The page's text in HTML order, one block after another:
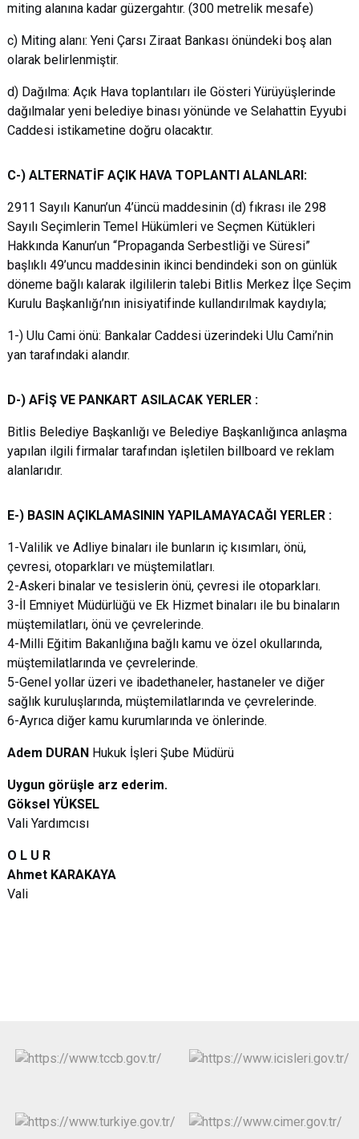
miting alanına kadar güzergahtır. (300 metrelik mesafe)
c) Miting alanı: Yeni Çarsı Ziraat Bankası önündeki boş alan
olarak belirlenmiştir.
d) Dağılma: Açık Hava toplantıları ile Gösteri Yürüyüşlerinde
dağılmalar yeni belediye binası yönünde ve Selahattin Eyyubi
Caddesi istikametine doğru olacaktır.
C-) ALTERNATİF AÇIK HAVA TOPLANTI ALANLARI:
2911 Sayılı Kanun’un 4’üncü maddesinin (d) fıkrası ile 298
Sayılı Seçimlerin Temel Hükümleri ve Seçmen Kütükleri
Hakkında Kanun’un “Propaganda Serbestliği ve Süresi”
başlıklı 49’uncu maddesinin ikinci bendindeki son on günlük
döneme bağlı kalarak ilgililerin talebi Bitlis Merkez İlçe Seçim
Kurulu Başkanlığı’nın inisiyatifinde kullandırılmak kaydıyla;
1-) Ulu Cami önü: Bankalar Caddesi üzerindeki Ulu Cami’nin
yan tarafındaki alandır.
D-) AFİŞ VE PANKART ASILACAK YERLER :
Bitlis Belediye Başkanlığı ve Belediye Başkanlığınca anlaşma
yapılan ilgili firmalar tarafından işletilen billboard ve reklam
alanlarıdır.
E-) BASIN AÇIKLAMASININ YAPILAMAYACAĞI YERLER :
1-Valilik ve Adliye binaları ile bunların iç kısımları, önü,
çevresi, otoparkları ve müştemilatları.
2-Askeri binalar ve tesislerin önü, çevresi ile otoparkları.
3-İl Emniyet Müdürlüğü ve Ek Hizmet binaları ile bu binaların
müştemilatları, önü ve çevrelerinde.
4-Milli Eğitim Bakanlığına bağlı kamu ve özel okullarında,
müştemilatlarında ve çevrelerinde.
5-Genel yollar üzeri ve ibadethaneler, hastaneler ve diğer
sağlık kuruluşlarında, müştemilatlarında ve çevrelerinde.
6-Ayrıca diğer kamu kurumlarında ve önlerinde.
Adem DURAN Hukuk İşleri Şube Müdürü
Uygun görüşle arz ederim.
Göksel YÜKSEL
Vali Yardımcısı
O L U R
Ahmet KARAKAYA
Vali